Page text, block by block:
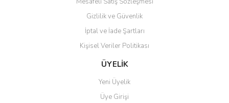
Gönder
Gizlilik ve Güvenlik
İptal ve İade Şartları
Kişisel Veriler Politikası
ÜYELİK
Yeni Üyelik
Üye Girişi